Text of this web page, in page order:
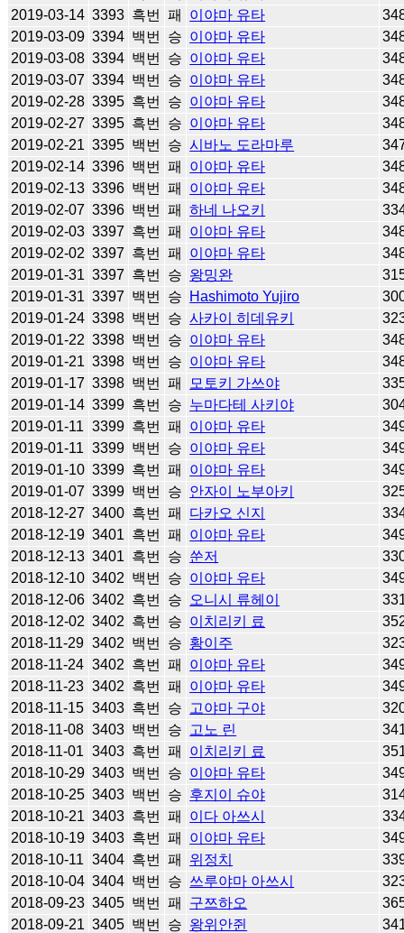
2019-03-14 3393 흑번 패 이야마 유타
2019-03-09 3394 백번 승 이야마 유타
2019-03-08 3394 백번 승 이야마 유타
2019-03-07 3394 백번 승 이야마 유타
2019-02-28 3395 흑번 승 이야마 유타
2019-02-27 3395 흑번 승 이야마 유타
2019-02-21 3395 백번 승 시바노 도라마루
2019-02-14 3396 백번 패 이야마 유타
2019-02-13 3396 백번 패 이야마 유타
2019-02-07 3396 백번 패 하네 나오키
2019-02-03 3397 흑번 패 이야마 유타
2019-02-02 3397 흑번 패 이야마 유타
2019-01-31 3397 흑번 승 왕밍완
2019-01-31 3397 백번 승 Hashimoto Yujiro
2019-01-24 3398 백번 승 사카이 히데유키
2019-01-22 3398 백번 승 이야마 유타
2019-01-21 3398 백번 승 이야마 유타
2019-01-17 3398 백번 패 모토키 가쓰야
2019-01-14 3399 흑번 승 누마다테 사키야
2019-01-11 3399 흑번 패 이야마 유타
2019-01-11 3399 백번 승 이야마 유타
2019-01-10 3399 흑번 패 이야마 유타
2019-01-07 3399 백번 승 안자이 노부아키
2018-12-27 3400 흑번 패 다카오 신지
2018-12-19 3401 흑번 패 이야마 유타
2018-12-13 3401 흑번 승 쑨저
2018-12-10 3402 백번 승 이야마 유타
2018-12-06 3402 흑번 승 오니시 류헤이
2018-12-02 3402 흑번 승 이치리키 료
2018-11-29 3402 백번 승 황이주
2018-11-24 3402 흑번 패 이야마 유타
2018-11-23 3402 흑번 패 이야마 유타
2018-11-15 3403 흑번 승 고야마 구야
2018-11-08 3403 백번 승 고노 린
2018-11-01 3403 흑번 패 이치리키 료
2018-10-29 3403 백번 승 이야마 유타
2018-10-25 3403 백번 승 후지이 슈야
2018-10-21 3403 흑번 패 이다 아쓰시
2018-10-19 3403 흑번 패 이야마 유타
2018-10-11 3404 흑번 패 위정치
2018-10-04 3404 백번 승 쓰루야마 아쓰시
2018-09-23 3405 백번 패 구쯔하오
2018-09-21 3405 백번 승 왕위안쥔